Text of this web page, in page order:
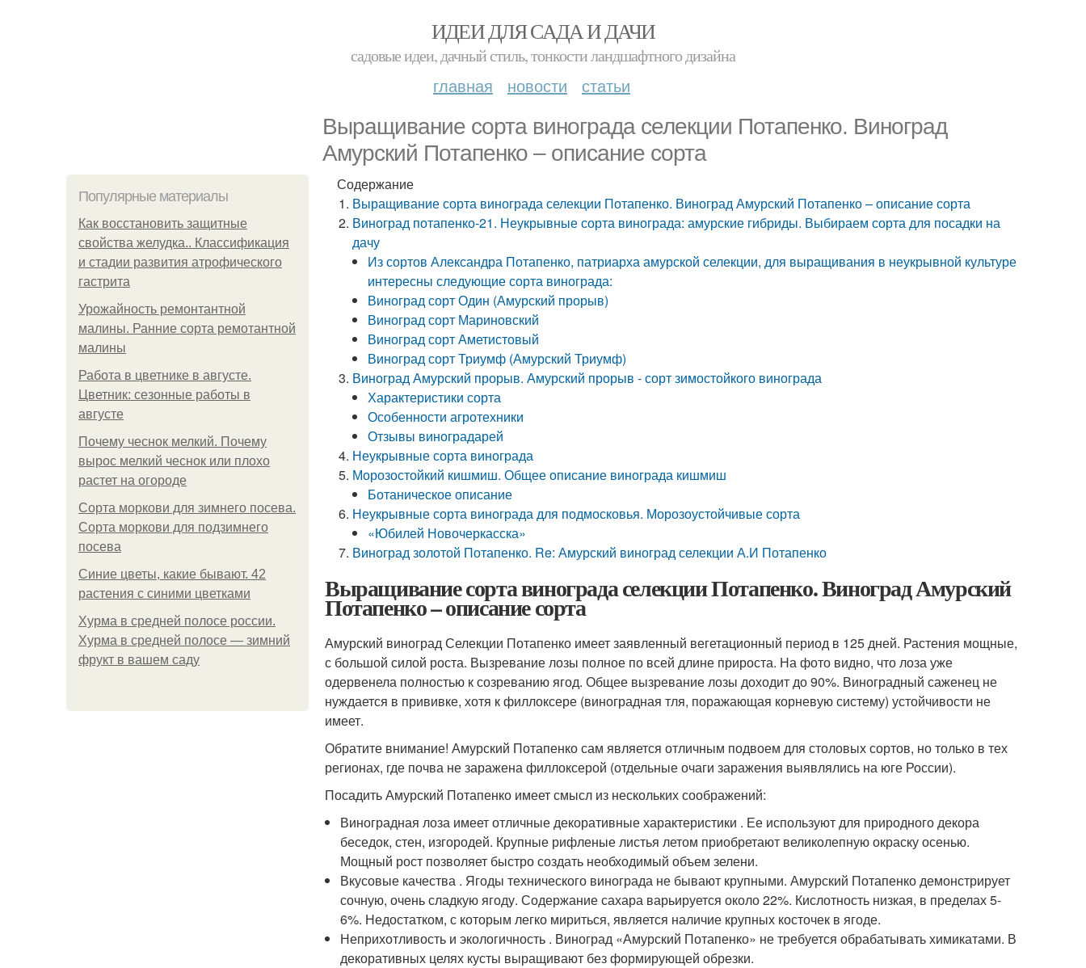
ИДЕИ ДЛЯ САДА И ДАЧИ
садовые идеи, дачный стиль, тонкости ландшафтного дизайна
главная новости статьи
Выращивание сорта винограда селекции Потапенко. Виноград
Амурский Потапенко – описание сорта
Популярные материалы
Как восстановить защитные
свойства желудка.. Классификация
и стадии развития атрофического
гастрита
Урожайность ремонтантной
малины. Ранние сорта ремотантной
малины
Работа в цветнике в августе.
Цветник: сезонные работы в
августе
Почему чеснок мелкий. Почему
вырос мелкий чеснок или плохо
растет на огороде
Сорта моркови для зимнего посева.
Сорта моркови для подзимнего
посева
Синие цветы, какие бывают. 42
растения с синими цветками
Хурма в средней полосе россии.
Хурма в средней полосе — зимний
фрукт в вашем саду
Содержание
Выращивание сорта винограда селекции Потапенко. Виноград Амурский Потапенко – описание сорта
Виноград потапенко-21. Неукрывные сорта винограда: амурские гибриды. Выбираем сорта для посадки на
дачу
Из сортов Александра Потапенко, патриарха амурской селекции, для выращивания в неукрывной культуре
интересны следующие сорта винограда:
Виноград сорт Один (Амурский прорыв)
Виноград сорт Мариновский
Виноград сорт Аметистовый
Виноград сорт Триумф (Амурский Триумф)
Виноград Амурский прорыв. Амурский прорыв - сорт зимостойкого винограда
Характеристики сорта
Особенности агротехники
Отзывы виноградарей
Неукрывные сорта винограда
Морозостойкий кишмиш. Общее описание винограда кишмиш
Ботаническое описание
Неукрывные сорта винограда для подмосковья. Морозоустойчивые сорта
«Юбилей Новочеркасска»
Виноград золотой Потапенко. Re: Амурский виноград селекции А.И Потапенко
Выращивание сорта винограда селекции Потапенко. Виноград Амурский
Потапенко – описание сорта
Амурский виноград Селекции Потапенко имеет заявленный вегетационный период в 125 дней. Растения мощные,
с большой силой роста. Вызревание лозы полное по всей длине прироста. На фото видно, что лоза уже
одервенела полностью к созреванию ягод. Общее вызревание лозы доходит до 90%. Виноградный саженец не
нуждается в прививке, хотя к филлоксере (виноградная тля, поражающая корневую систему) устойчивости не
имеет.
Обратите внимание! Амурский Потапенко сам является отличным подвоем для столовых сортов, но только в тех
регионах, где почва не заражена филлоксерой (отдельные очаги заражения выявлялись на юге России).
Посадить Амурский Потапенко имеет смысл из нескольких соображений:
Виноградная лоза имеет отличные декоративные характеристики . Ее используют для природного декора
беседок, стен, изгородей. Крупные рифленые листья летом приобретают великолепную окраску осенью.
Мощный рост позволяет быстро создать необходимый объем зелени.
Вкусовые качества . Ягоды технического винограда не бывают крупными. Амурский Потапенко демонстрирует
сочную, очень сладкую ягоду. Содержание сахара варьируется около 22%. Кислотность низкая, в пределах 5-
6%. Недостатком, с которым легко мириться, является наличие крупных косточек в ягоде.
Неприхотливость и экологичность . Виноград «Амурский Потапенко» не требуется обрабатывать химикатами. В
декоративных целях кусты выращивают без формирующей обрезки.